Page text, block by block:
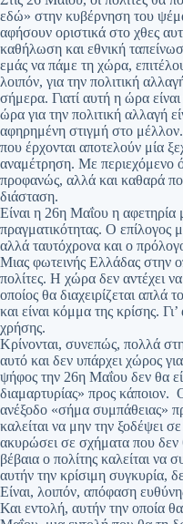
εδώ» στην κυβέρνηση του
αφήσουν οριστικά στο χθες
καθήλωση και εθνική
εμάς να πάμε τη χώρα,
λοιπόν, για την πολιτική
σήμερα. Γιατί αυτή η ώρα
ώρα για την πολιτική αλλαγή
αφηρημένη στιγμή στο
που έρχονται αποτελούν μία
αναμέτρηση. Με περιεχόμενο
προφανώς, αλλά και καθαρά
διάσταση.
Είναι η 26η Μαΐου η αφετηρία
πραγματικότητας. Ο επίλογος
αλλά ταυτόχρονα και ο
Μιας φωτεινής Ελλάδας στην
πολίτες. Η χώρα δεν αντέχει
οποίος θα διαχειρίζεται
και είναι κόμμα της κρίσης.
χρήσης.
Κρίνονται, συνεπώς, πολλά
αυτό και δεν υπάρχει χώρος
ψήφος την 26η Μαΐου δεν θα
διαμαρτυρίας» προς κάποιον.
ανέξοδο «σήμα συμπάθειας»
καλείται να μην την ξοδέψει
ακυρώσει σε σχήματα που
βέβαια ο πολίτης καλείται να
αυτήν την κρίσιμη συγκυρία,
Είναι, λοιπόν, απόφαση
Και εντολή, αυτήν την οποία